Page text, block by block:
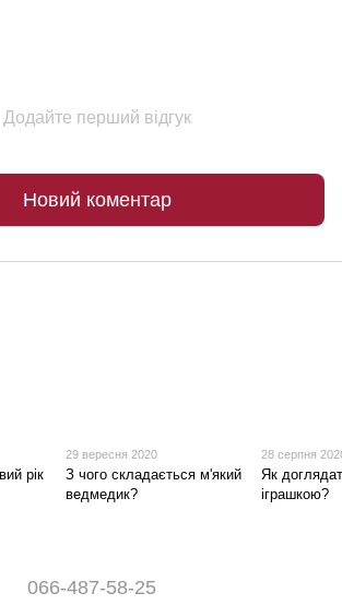
Додайте перший відгук
Новий коментар
рік
29 вересня 2020
З чого складається м'який
ведмедик?
28 серпня
Як
іграшкою?
066-487-58-25